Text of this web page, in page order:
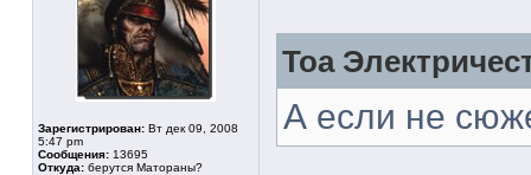
Зарегистрирован: Вт дек 09, 2008
5:47 pm
Сообщения: 13695
Откуда: берутся Матораны?
Тоа
А если не